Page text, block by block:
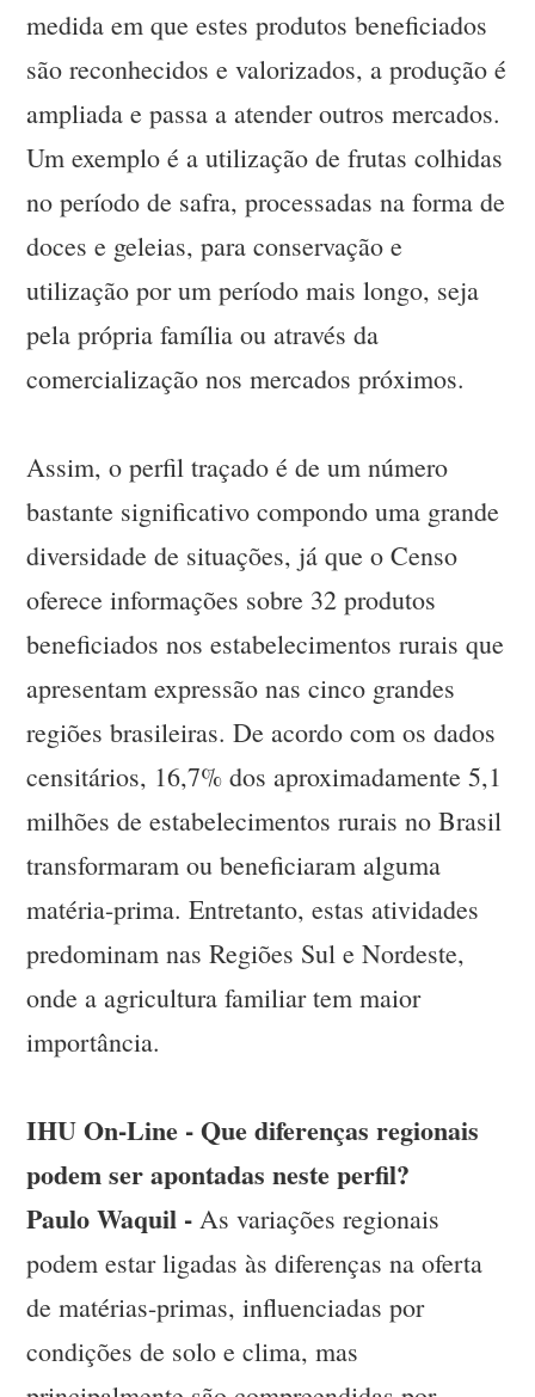
medida em que estes produtos beneficiados
são reconhecidos e valorizados, a produção é
ampliada e passa a atender outros mercados.
Um exemplo é a utilização de frutas colhidas
no período de safra, processadas na forma de
doces e geleias, para conservação e
utilização por um período mais longo, seja
pela própria família ou através da
comercialização nos mercados próximos.
Assim, o perfil traçado é de um número
bastante significativo compondo uma grande
diversidade de situações, já que o Censo
oferece informações sobre 32 produtos
beneficiados nos estabelecimentos rurais que
apresentam expressão nas cinco grandes
regiões brasileiras. De acordo com os dados
censitários, 16,7% dos aproximadamente 5,1
milhões de estabelecimentos rurais no Brasil
transformaram ou beneficiaram alguma
matéria-prima. Entretanto, estas atividades
predominam nas Regiões Sul e Nordeste,
onde a agricultura familiar tem maior
importância.
IHU On-Line - Que diferenças regionais
podem ser apontadas neste perfil?
Paulo Waquil - As variações regionais
podem estar ligadas às diferenças na oferta
de matérias-primas, influenciadas por
condições de solo e clima, mas